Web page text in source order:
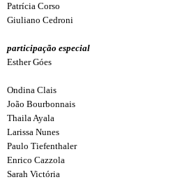
Patrícia Corso
Giuliano Cedroni
participação especial
Esther Góes
Ondina Clais
João Bourbonnais
Thaila Ayala
Larissa Nunes
Paulo Tiefenthaler
Enrico Cazzola
Sarah Victória